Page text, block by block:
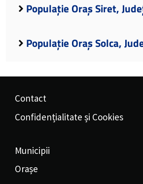
Populație Oraș Siret,
Populație Oraș Solca,
Contact
Confidențialitate și Cookies
Municipii
Orașe